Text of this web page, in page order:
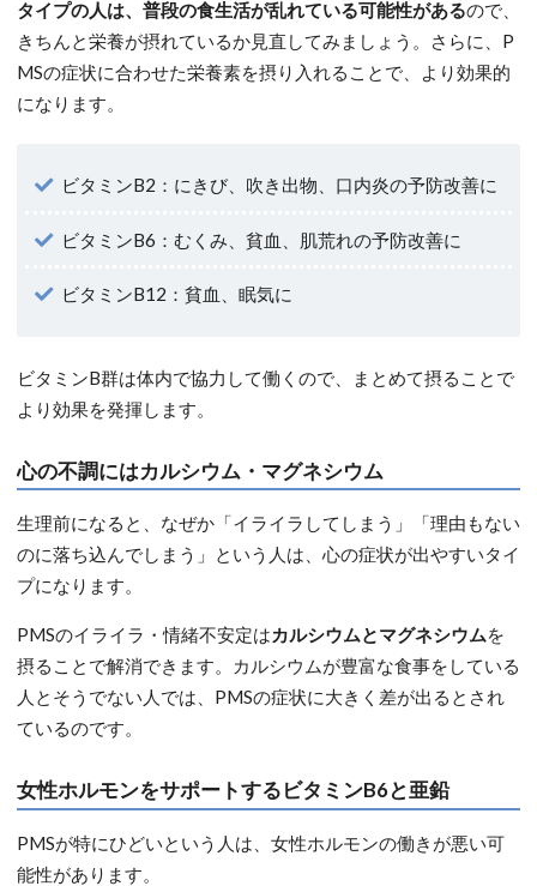
タイプの人は、普段の食生活が乱れている可能性があるので、
きちんと栄養が摂れているか見直してみましょう。さらに、P
MSの症状に合わせた栄養素を摂り入れることで、より効果的
になります。
ビタミンB2：にきび、吹き出物、口内炎の予防改善に
ビタミンB6：むくみ、貧血、肌荒れの予防改善に
ビタミンB12：貧血、眠気に
ビタミンB群は体内で協力して働くので、まとめて摂ることで
より効果を発揮します。
心の不調にはカルシウム・マグネシウム
生理前になると、なぜか「イライラしてしまう」「理由もない
のに落ち込んでしまう」という人は、心の症状が出やすいタイ
プになります。
PMSのイライラ・情緒不安定はカルシウムとマグネシウムを
摂ることで解消できます。カルシウムが豊富な食事をしている
人とそうでない人では、PMSの症状に大きく差が出るとされ
ているのです。
女性ホルモンをサポートするビタミンB6と亜鉛
PMSが特にひどいという人は、女性ホルモンの働きが悪い可
能性があります。